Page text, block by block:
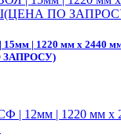
| 1220 мм х 2440 мм